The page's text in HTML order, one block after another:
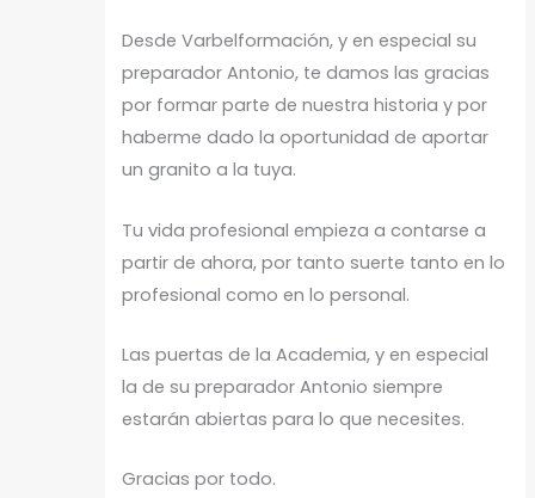
Desde Varbelformación, y en especial su
preparador Antonio, te damos las gracias
por formar parte de nuestra historia y por
haberme dado la oportunidad de aportar
un granito a la tuya.
Tu vida profesional empieza a contarse a
partir de ahora, por tanto suerte tanto en lo
profesional como en lo personal.
Las puertas de la Academia, y en especial
la de su preparador Antonio siempre
estarán abiertas para lo que necesites.
Gracias por todo.